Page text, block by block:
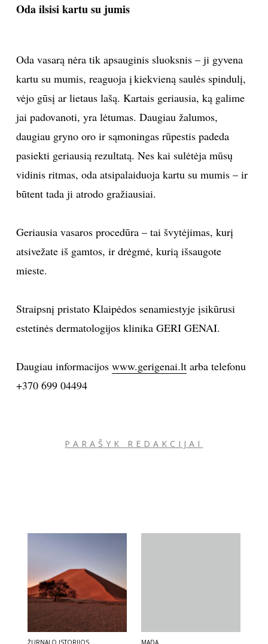
Oda ilsisi kartu su jumis
Oda vasarą nėra tik apsauginis sluoksnis – ji gyvena
kartu su mumis, reaguoja į kiekvieną saulės spindulį,
vėjo gūsį ar lietaus lašą. Kartais geriausia, ką galime
jai padovanoti, yra lėtumas. Daugiau žalumos,
daugiau gryno oro ir sąmoningas rūpestis padeda
pasiekti geriausią rezultatą. Nes kai sulėtėja mūsų
vidinis ritmas, oda atsipalaiduoja kartu su mumis – ir
būtent tada ji atrodo gražiausiai.
Geriausia vasaros procedūra – tai švytėjimas, kurį
atsivežate iš gamtos, ir drėgmė, kurią išsaugote
mieste.
Straipsnį pristato Klaipėdos senamiestyje įsikūrusi
estetinės dermatologijos klinika GERI GENAI.
Daugiau informacijos www.gerigenai.ltarba telefonu
+370 699 04494
PARAŠYK REDAKCIJAI